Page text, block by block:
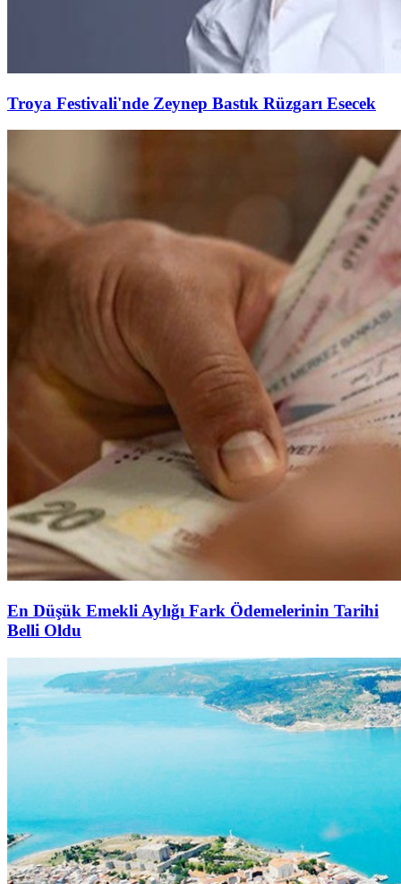
Troya Festivali'nde Zeynep Bastık Rüzgarı Esecek
En Düşük Emekli Aylığı Fark Ödemelerinin Tarihi
Belli Oldu